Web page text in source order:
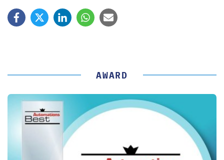
AWARD